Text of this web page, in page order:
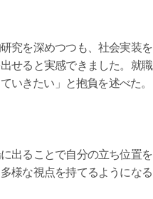
究を深めつつも、社会実装を
せると実感できました。就職
いきたい」と抱負を述べた。
出ることで自分の立ち位置を
様な視点を持てるようになる